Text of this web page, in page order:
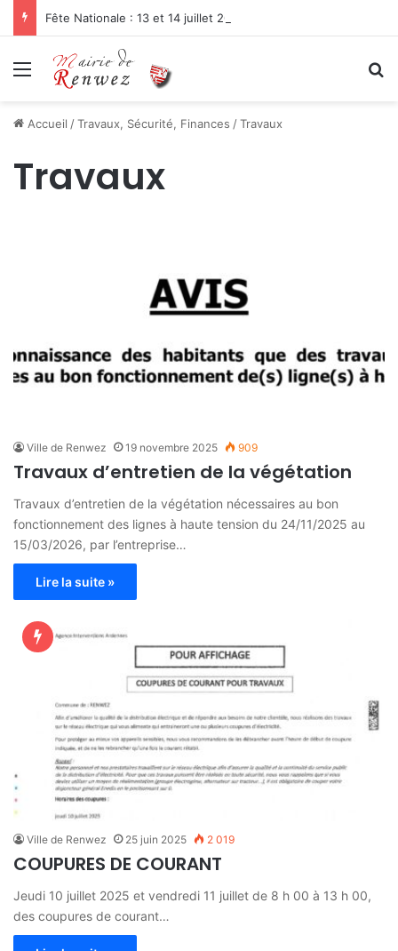
Fête Nationale : 13 et 14 juillet 2026
Menu
Accueil /Travaux, Sécurité, Finances /Travaux
Travaux
Ville de Renwez 19 novembre 2025 909
Travaux d’entretien de la végétation
Travaux d’entretien de la végétation nécessaires au bon
fonctionnement des lignes à haute tension du 24/11/2025 au
15/03/2026, par l’entreprise…
Lire la suite »
Ville de Renwez 25 juin 2025 2 019
COUPURES DE COURANT
Jeudi 10 juillet 2025 et vendredi 11 juillet de 8 h 00 à 13 h 00,
des coupures de courant…